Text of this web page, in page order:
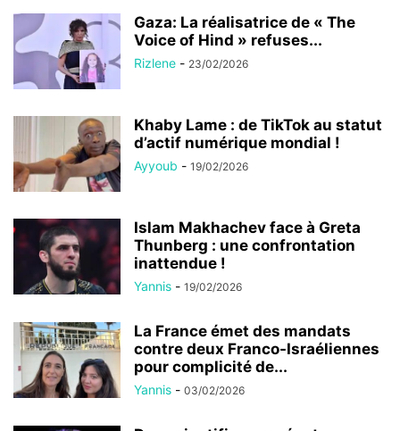
Gaza: La réalisatrice de « The
Voice of Hind » refuses...
Rizlene - 23/02/2026
Khaby Lame : de TikTok au statut
d’actif numérique mondial !
Ayyoub - 19/02/2026
Islam Makhachev face à Greta
Thunberg : une confrontation
inattendue !
Yannis - 19/02/2026
La France émet des mandats
contre deux Franco-Israéliennes
pour complicité de...
Yannis - 03/02/2026